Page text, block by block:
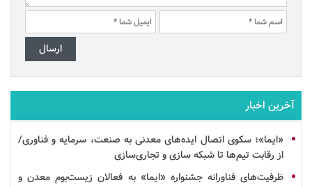
آخرین اخبار
«ایما»؛ سکوی اتصال ایده‌های معدنی به صنعت، سرمایهو فناوری/
از رقابت تیم‌ها تا شبکه سازیو تجاری‌سازی
ظرفیت‌های فناورانه جشنواره «ایما» به فعالان زیست‌بوم معدن و